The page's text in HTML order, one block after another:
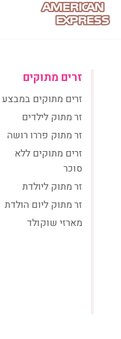
זרים מתוקים
זרים מתוקים במבצע
זר מתוק לילדים
זר מתוק פררו רושה
זרים מתוקים ללא
סוכר
זר מתוק ליולדת
זר מתוק ליום הולדת
מארזי שוקולד